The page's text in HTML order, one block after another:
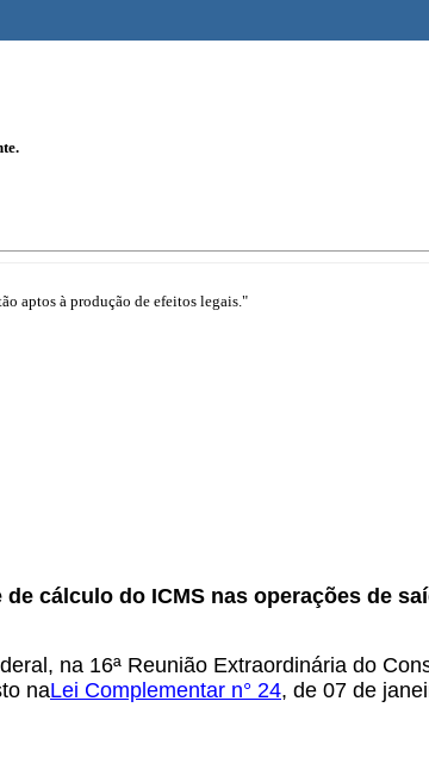
aptos à produção de efeitos legais."
cálculo do ICMS nas operações de
na 16ª Reunião Extraordinária do
naLei Complementar n° 24, de 07 de